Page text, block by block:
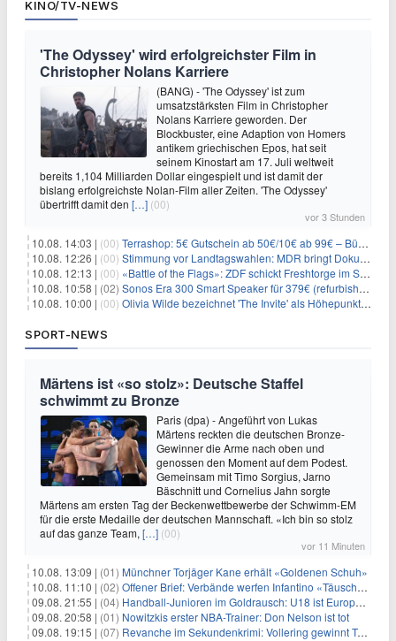
KINO/TV-NEWS
'The Odyssey' wird erfolgreichster Film in
Christopher Nolans Karriere
(BANG) - 'The Odyssey' ist zum
umsatzstärksten Film in Christopher
Nolans Karriere geworden. Der
Blockbuster, eine Adaption von Homers
antikem griechischen Epos, hat seit
seinem Kinostart am 17. Juli weltweit
bereits 1,104 Milliarden Dollar eingespielt und ist damit der
bislang erfolgreichste Nolan-Film aller Zeiten. 'The Odyssey'
übertrifft damit den […] (00)
vor 3 Stunden
10.08. 14:03 | (00) Terrashop: 5€ Gutschein ab 50€/10€ ab 99€ – Bücher & Co ab 99 Cent
10.08. 12:26 | (00) Stimmung vor Landtagswahlen: MDR bringt Doku «Wut. Hüben wie drüben»
10.08. 12:13 | (00) «Battle of the Flags»: ZDF schickt Freshtorge im September On Air
10.08. 10:58 | (02) Sonos Era 300 Smart Speaker für 379€ (refurbished 309€) – Dolby Atmos, BT/WLAN, 3D-Audio, schwarz od. weiß
10.08. 10:00 | (00) Olivia Wilde bezeichnet 'The Invite' als Höhepunkt ihrer Karriere
SPORT-NEWS
Märtens ist «so stolz»: Deutsche Staffel
schwimmt zu Bronze
Paris (dpa) - Angeführt von Lukas
Märtens reckten die deutschen Bronze-
Gewinner die Arme nach oben und
genossen den Moment auf dem Podest.
Gemeinsam mit Timo Sorgius, Jarno
Bäschnitt und Cornelius Jahn sorgte
Märtens am ersten Tag der Beckenwettbewerbe der Schwimm-EM
für die erste Medaille der deutschen Mannschaft. «Ich bin so stolz
auf das ganze Team, […] (00)
vor 11 Minuten
10.08. 13:09 | (01) Münchner Torjäger Kane erhält «Goldenen Schuh»
10.08. 11:10 | (02) Offener Brief: Verbände werfen Infantino «Täuschung» vor
09.08. 21:55 | (04) Handball-Junioren im Goldrausch: U18 ist Europameister
09.08. 20:58 | (01) Nowitzkis erster NBA-Trainer: Don Nelson ist tot
09.08. 19:15 | (07) Revanche im Sekundenkrimi: Vollering gewinnt Tour